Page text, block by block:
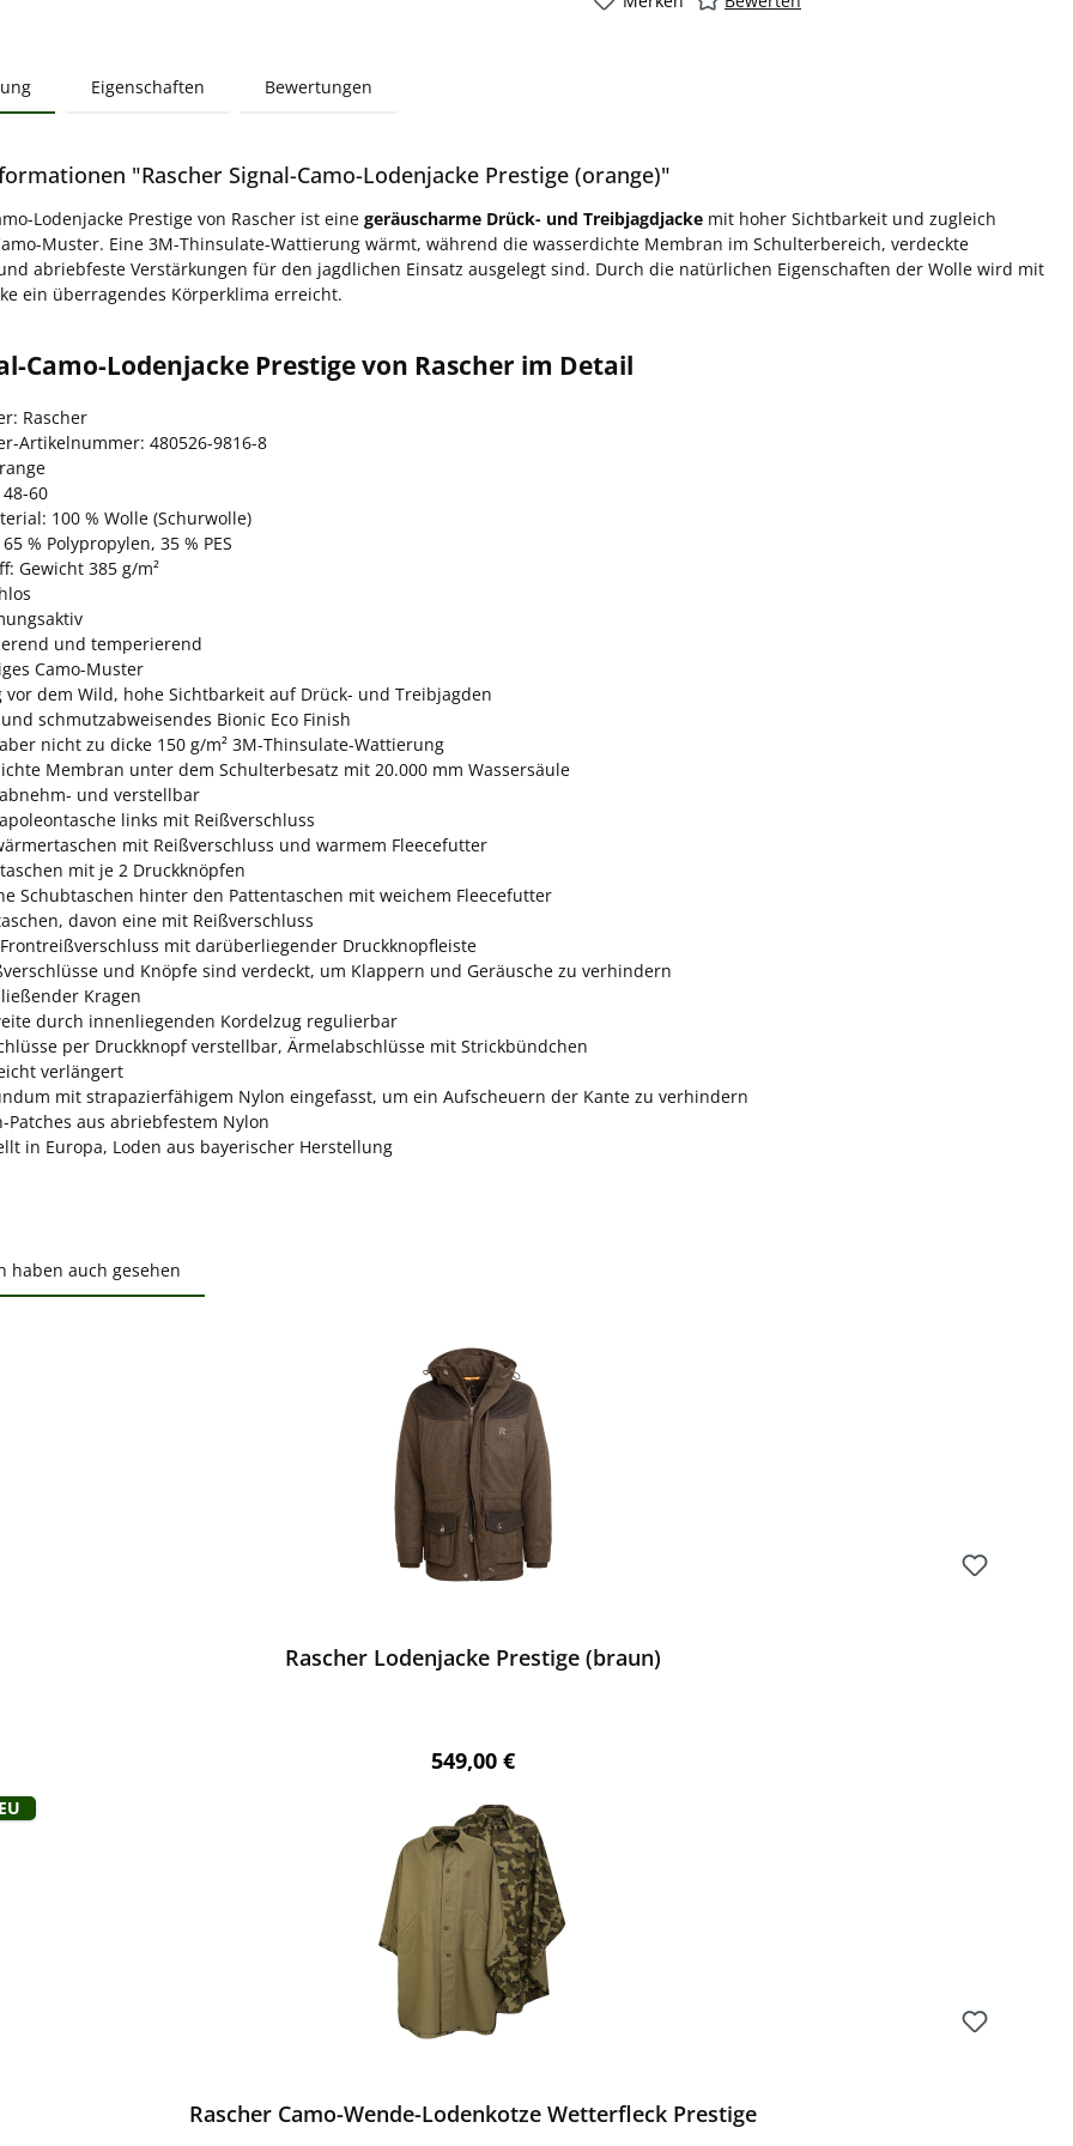
Eigenschaften Bewertungen
"Rascher Signal-Camo-Lodenjacke Prestige (orange)"
Lodenjacke Prestige von Rascher ist eine geräuscharme Drück- und Treibjagdjacke mit hoher Sichtbarkeit und zugleich
Muster. Eine 3M-Thinsulate-Wattierung wärmt, während die wasserdichte Membran im Schulterbereich, verdeckte
abriebfeste Verstärkungen für den jagdlichen Einsatz ausgelegt sind. Durch die natürlichen Eigenschaften der Wolle wird mit
ein überragendes Körperklima erreicht.
Camo-Lodenjacke Prestige von Rascher im Detail
Rascher
Artikelnummer: 480526-9816-8
60
100 % Wolle (Schurwolle)
% Polypropylen, 35 % PES
Gewicht 385 g/m²
und temperierend
Camo-Muster
vor dem Wild, hohe Sichtbarkeit auf Drück- und Treibjagden
schmutzabweisendes Bionic Eco Finish
nicht zu dicke 150 g/m² 3M-Thinsulate-Wattierung
Membran unter dem Schulterbesatz mit 20.000 mm Wassersäule
und verstellbar
links mit Reißverschluss
mit Reißverschluss und warmem Fleecefutter
mit je 2 Druckknöpfen
Schubtaschen hinter den Pattentaschen mit weichem Fleecefutter
davon eine mit Reißverschluss
mit darüberliegender Druckknopfleiste
und Knöpfe sind verdeckt, um Klappern und Geräusche zu verhindern
Kragen
durch innenliegenden Kordelzug regulierbar
per Druckknopf verstellbar, Ärmelabschlüsse mit Strickbündchen
verlängert
mit strapazierfähigem Nylon eingefasst, um ein Aufscheuern der Kante zu verhindern
Patches aus abriebfestem Nylon
in Europa, Loden aus bayerischer Herstellung
haben auch gesehen
Rascher Lodenjacke Prestige (braun)
Regulärer Preis:
549,00 €
Rascher Camo-Wende-Lodenkotze Wetterfleck Prestige